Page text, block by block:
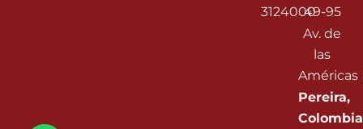
312400049-95
Av. de
las
Américas
Pereira,
Colombia